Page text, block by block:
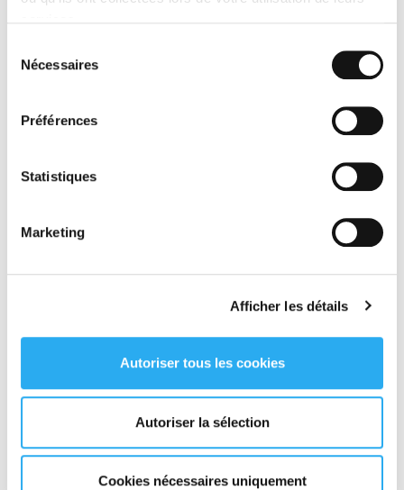
Nécessaires
Préférences
Statistiques
Marketing
Afficher les détails
Autoriser tous les cookies
Autoriser la sélection
Cookies nécessaires uniquement
INFORMATIONS PRATIQUES
Votre devis EXPRESS en ligne
Rappelez-moi